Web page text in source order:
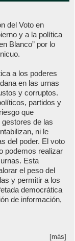
del Voto en
y a la política
Blanco” por lo
a los poderes
en las urnas
y corruptos.
partidos y
que
de las
ni le
del poder. El voto
podemos realizar
Esta
el peso del
y permitir a los
democrática
de información,
[más]